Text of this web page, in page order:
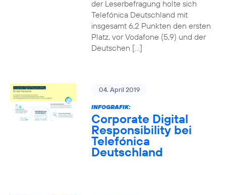
der Leserbefragung holte sich
Telefónica Deutschland mit
insgesamt 6,2 Punkten den ersten
Platz, vor Vodafone (5,9) und der
Deutschen […]
04. April 2019
INFOGRAFIK:
Corporate Digital
Responsibility bei
Telefónica
Deutschland